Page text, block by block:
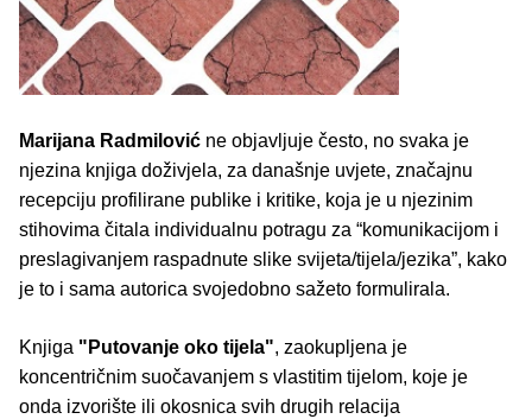
Marijana Radmilović ne objavljuje često, no svaka je
njezina knjiga doživjela, za današnje uvjete, značajnu
recepciju profilirane publike i kritike, koja je u njezinim
stihovima čitala individualnu potragu za “komunikacijom i
preslagivanjem raspadnute slike svijeta/tijela/jezika”, kako
je to i sama autorica svojedobno sažeto formulirala.
Knjiga "Putovanje oko tijela", zaokupljena je
koncentričnim suočavanjem s vlastitim tijelom, koje je
onda izvorište ili okosnica svih drugih relacija